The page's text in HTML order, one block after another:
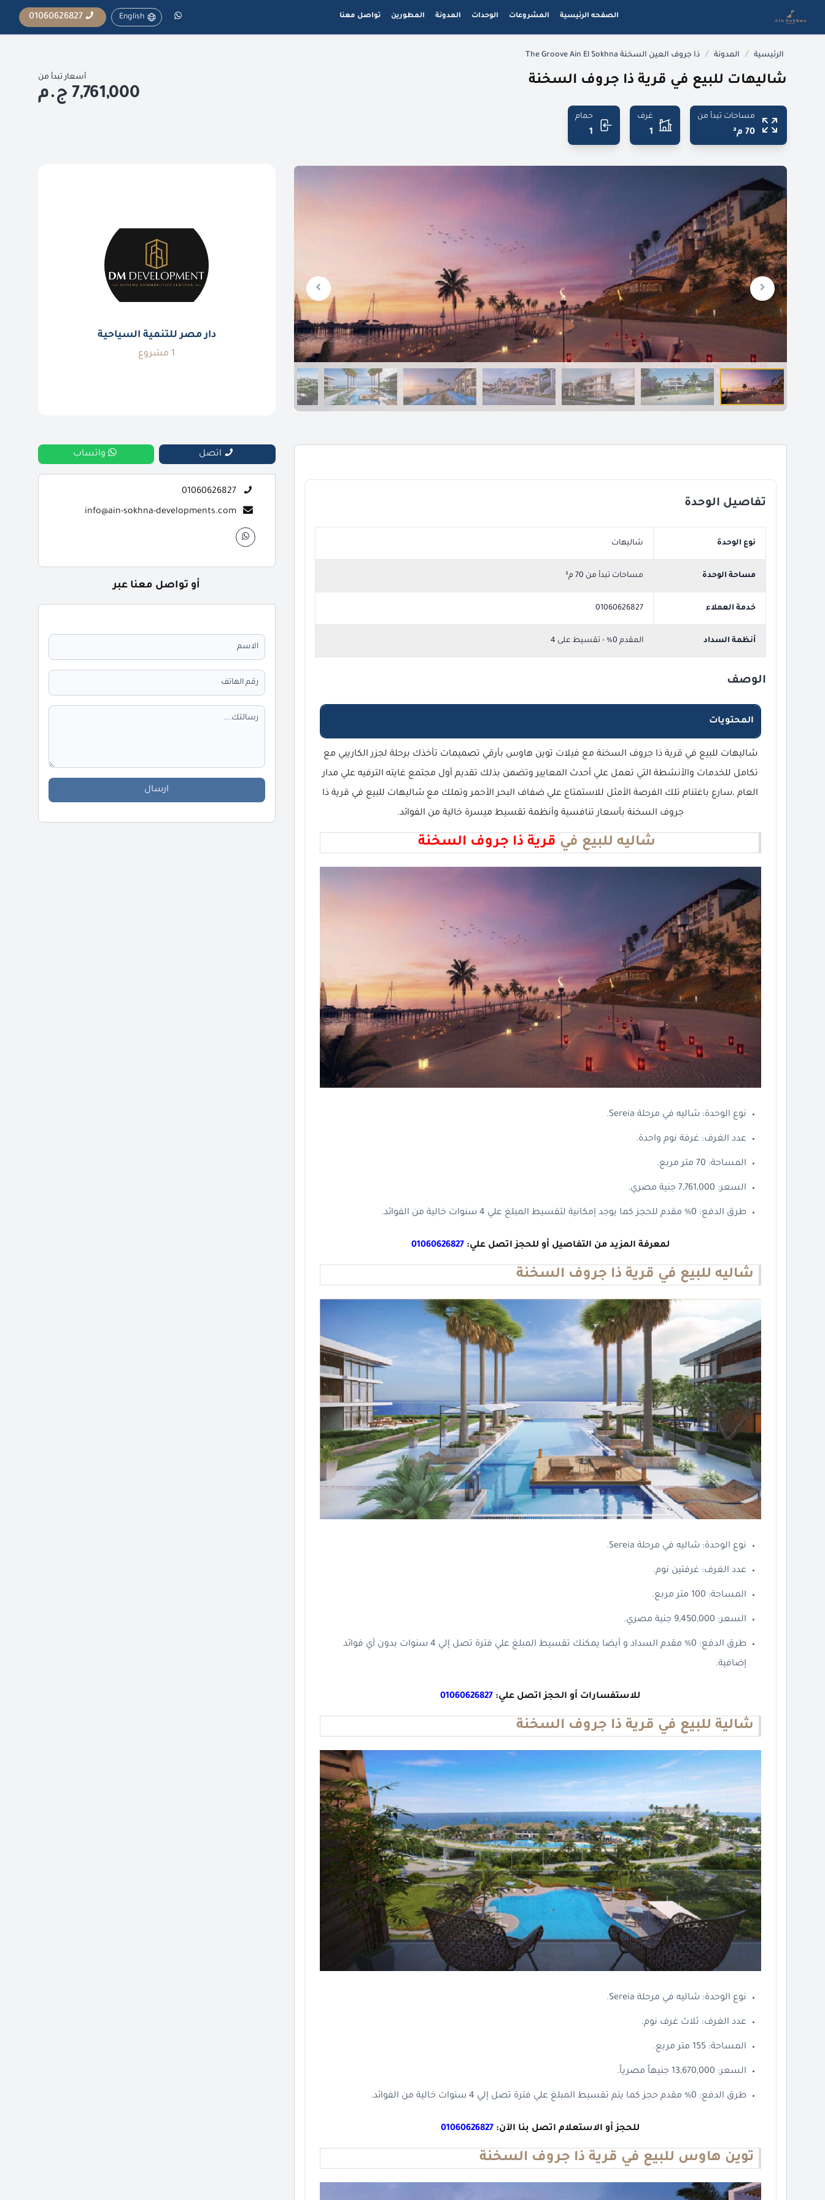
الصفحه الرئيسية المشروعات الوحدات المدونة المطورين تواصل معنا English
01060626827
الرئيسية / المدونة / ذا جروف العين السخنة The Groove Ain El Sokhna
شاليهات للبيع في قرية ذا جروف السخنة
مساحات تبدأ من
70 م²
غرف
1
حمام
1
أسعار تبدأ من
7,761,000 ج.م
دار مصر للتنمية السياحية
1 مشروع
تفاصيل الوحدة
نوع الوحدة شاليهات
مساحة الوحدة مساحات تبدأ من 70 م²
خدمة العملاء 01060626827
أنظمة السداد المقدم 0% - تقسيط على 4
الوصف
المحتويات
شاليهات للبيع في قرية ذا جروف السخنة مع فيلات توين هاوس بأرقي تصميمات تأخذك برحلة لجزر الكاريبي مع
تكامل للخدمات والأنشطة التي تعمل علي أحدث المعايير وتضمن بذلك تقديم أول مجتمع غايته الترفيه علي مدار
العام ،سارع باغتنام تلك الفرصة الأمثل للاستمتاع علي ضفاف البحر الأحمر وتملك مع شاليهات للبيع في قرية ذا
جروف السخنة بأسعار تنافسية وأنظمة تقسيط ميسرة خالية من الفوائد.
شاليه للبيع في قرية ذا جروف السخنة
نوع الوحدة: شاليه في مرحلة Sereia.
عدد الغرف: غرفة نوم واحدة.
المساحة: 70 متر مربع.
السعر: 7,761,000 جنية مصري.
طرق الدفع: 0% مقدم للحجز كما يوجد إمكانية لتقسيط المبلغ علي 4 سنوات خالية من الفوائد.
لمعرفة المزيد من التفاصيل أو للحجز اتصل علي: 01060626827
شاليه للبيع في قرية ذا جروف السخنة
نوع الوحدة: شاليه في مرحلة Sereia.
عدد الغرف: غرفتين نوم.
المساحة: 100 متر مربع.
السعر: 9,450,000 جنية مصري.
طرق الدفع: 0% مقدم السداد و أيضا يمكنك تقسيط المبلغ علي فترة تصل إلي 4 سنوات بدون أي فوائد
إضافية.
للاستفسارات أو الحجز اتصل علي: 01060626827
شالية للبيع في قرية ذا جروف السخنة
نوع الوحدة: شاليه في مرحلة Sereia.
عدد الغرف: ثلاث غرف نوم.
المساحة: 155 متر مربع.
السعر: 13,670,000 جنيهاً مصرياً.
طرق الدفع: 0% مقدم حجز كما يتم تقسيط المبلغ علي فترة تصل إلي 4 سنوات خالية من الفوائد.
للحجز أو الاستعلام اتصل بنا الآن: 01060626827
توين هاوس للبيع في قرية ذا جروف السخنة
اتصل واتساب
01060626827
info@ain-sokhna-developments.com
أو تواصل معنا عبر
ارسال